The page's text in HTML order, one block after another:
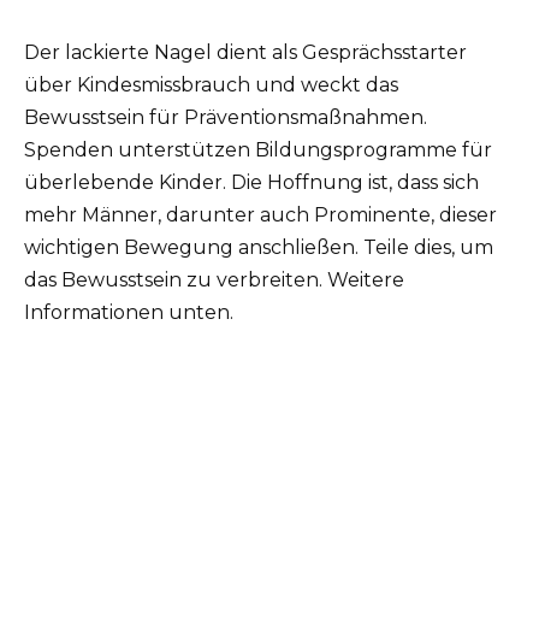
Der lackierte Nagel dient als Gesprächsstarter
über Kindesmissbrauch und weckt das
Bewusstsein für Präventionsmaßnahmen.
Spenden unterstützen Bildungsprogramme für
überlebende Kinder. Die Hoffnung ist, dass sich
mehr Männer, darunter auch Prominente, dieser
wichtigen Bewegung anschließen. Teile dies, um
das Bewusstsein zu verbreiten. Weitere
Informationen unten.